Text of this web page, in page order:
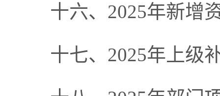
十六、2025年新增
十七、2025年上级